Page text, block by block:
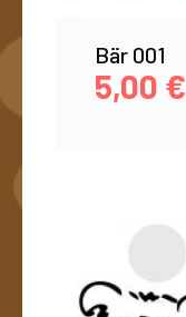
Bär 001
5,00 €